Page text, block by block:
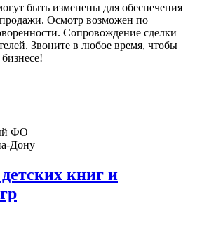
быть изменены для обеспечения
Осмотр возможен по
Сопровождение сделки
Звоните в любое время, чтобы
ФО
Дону
книг и